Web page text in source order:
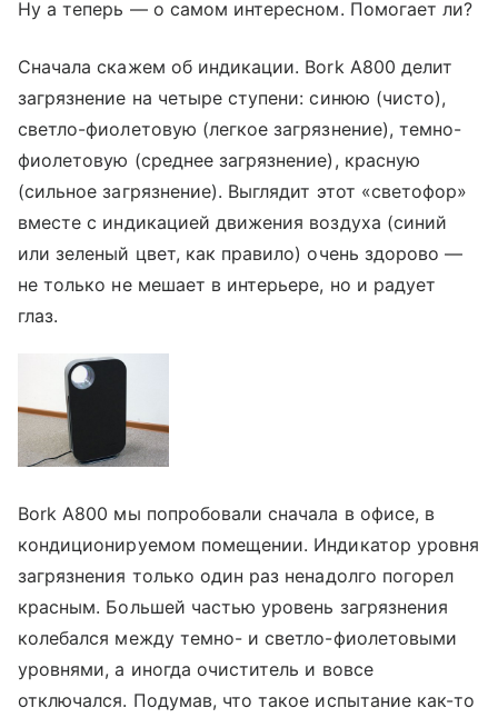
Ну а теперь — о самом интересном. Помогает ли?
Сначала скажем об индикации. Bork A800 делит
загрязнение на четыре ступени: синюю (чисто),
светло-фиолетовую (легкое загрязнение), темно-
фиолетовую (среднее загрязнение), красную
(сильное загрязнение). Выглядит этот «светофор»
вместе с индикацией движения воздуха (синий
или зеленый цвет, как правило) очень здорово —
не только не мешает в интерьере, но и радует
глаз.
Bork A800 мы попробовали сначала в офисе, в
кондиционируемом помещении. Индикатор уровня
загрязнения только один раз ненадолго погорел
красным. Большей частью уровень загрязнения
колебался между темно- и светло-фиолетовыми
уровнями, а иногда очиститель и вовсе
отключался. Подумав, что такое испытание как-то